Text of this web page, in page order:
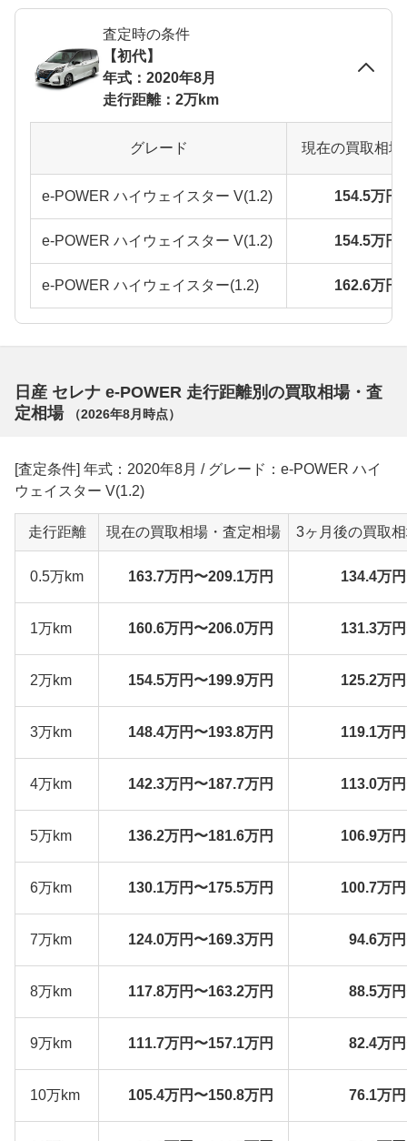
査定時の条件
【初代】
年式：2020年8月
走行距離：2万km
グレード 現在の買取相
e-POWER ハイウェイスター V(1.2) 154.5万円
e-POWER ハイウェイスター V(1.2) 154.5万円
e-POWER ハイウェイスター(1.2) 162.6万円
日産 セレナ e-POWER 走行距離別の買取相場・査
定相場
（2026年8月 時点）
[査定条件] 年式：2020年8月 / グレード：e-POWER ハイ
ウェイスター V(1.2)
走行距離 現在の買取相場・査定相場 3ヶ月後の買取
0.5万km 163.7万円〜209.1万円 134.4万
1万km 160.6万円〜206.0万円 131.3万
2万km 154.5万円〜199.9万円 125.2万
3万km 148.4万円〜193.8万円 119.1万
4万km 142.3万円〜187.7万円 113.0万
5万km 136.2万円〜181.6万円 106.9万
6万km 130.1万円〜175.5万円 100.7万
7万km 124.0万円〜169.3万円 94.6万
8万km 117.8万円〜163.2万円 88.5万
9万km 111.7万円〜157.1万円 82.4万
10万km 105.4万円〜150.8万円 76.1万